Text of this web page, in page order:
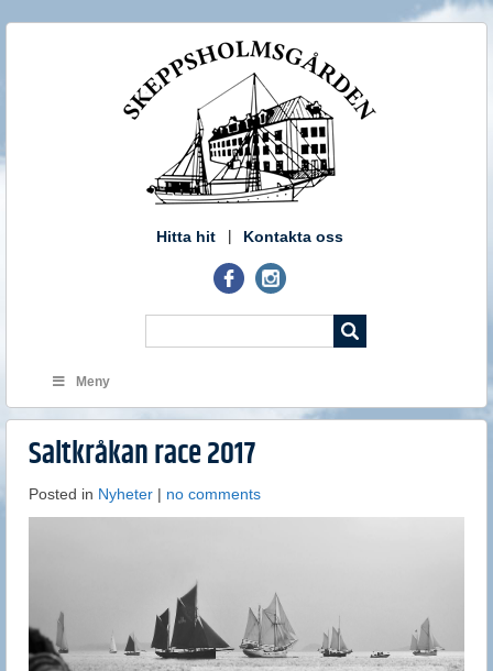
Hitta hit Kontakta oss
Meny
Saltkråkan race 2017
Posted in Nyheter | no comments